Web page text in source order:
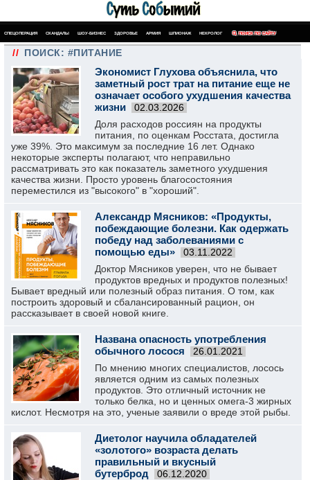
СПЕЦОПЕРАЦИЯ СКАНДАЛЫ ШОУ-БИЗНЕС ЗДОРОВЬЕ АРМИЯ ШПИОНАЖ НЕКРОЛОГ ПОИСК ПО САЙТУ
// ПОИСК: #ПИТАНИЕ
Экономист Глухова объяснила, что
заметный рост трат на питание еще не
означает особого ухудшения качества
жизни
02.03.2026
Доля расходов россиян на продукты
питания, по оценкам Росстата, достигла
уже 39%. Это максимум за последние 16 лет. Однако
некоторые эксперты полагают, что неправильно
рассматривать это как показатель заметного ухудшения
качества жизни. Просто уровень благосостояния
переместился из "высокого" в "хороший".
Александр Мясников: «Продукты,
побеждающие болезни. Как одержать
победу над заболеваниями с
помощью еды»
03.11.2022
Доктор Мясников уверен, что не бывает
продуктов вредных и продуктов полезных!
Бывает вредный или полезный образ питания. О том, как
построить здоровый и сбалансированный рацион, он
рассказывает в своей новой книге.
Названа опасность употребления
обычного лосося
26.01.2021
По мнению многих специалистов, лосось
является одним из самых полезных
продуктов. Это отличный источник не
только белка, но и ценных омега-3 жирных
кислот. Несмотря на это, ученые заявили о вреде этой рыбы.
Диетолог научила обладателей
«золотого» возраста делать
правильный и вкусный
бутерброд
06.12.2020